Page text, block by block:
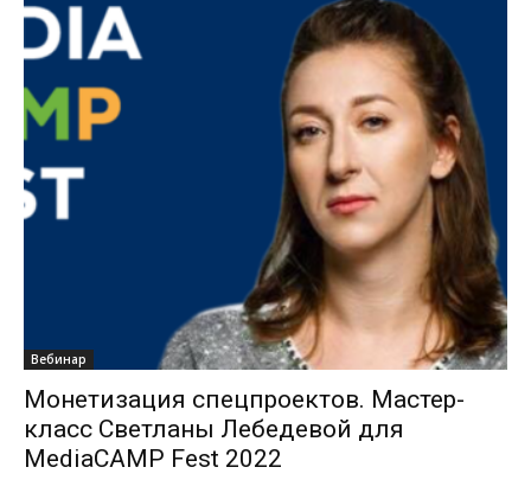
Вебинар
Монетизация спецпроектов. Мастер-
класс Светланы Лебедевой для
MediaCAMP Fest 2022